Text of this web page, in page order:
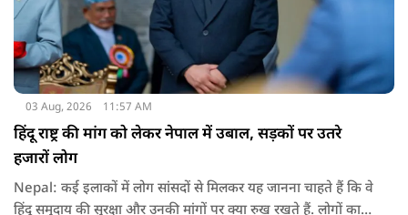
03 Aug, 2026 11:57 AM
हिंदू राष्ट्र की मांग को लेकर नेपाल में उबाल, सड़कों पर उतरे
हजारों लोग
Nepal: कई इलाकों में लोग सांसदों से मिलकर यह जानना चाहते हैं कि वे
हिंदू समुदाय की सुरक्षा और उनकी मांगों पर क्या रुख रखते हैं. लोगों का